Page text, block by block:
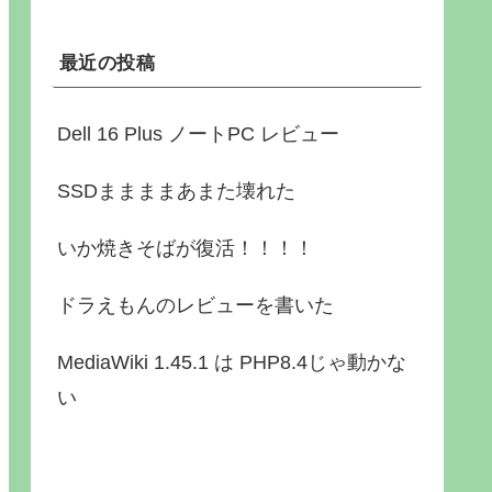
最近の投稿
Dell 16 Plus ノートPC レビュー
SSDままままあまた壊れた
いか焼きそばが復活！！！！
ドラえもんのレビューを書いた
MediaWiki 1.45.1 は PHP8.4じゃ動かな
い